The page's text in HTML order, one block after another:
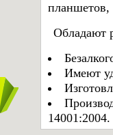
планшетов,
Обладают
Имеют
14001:2004.